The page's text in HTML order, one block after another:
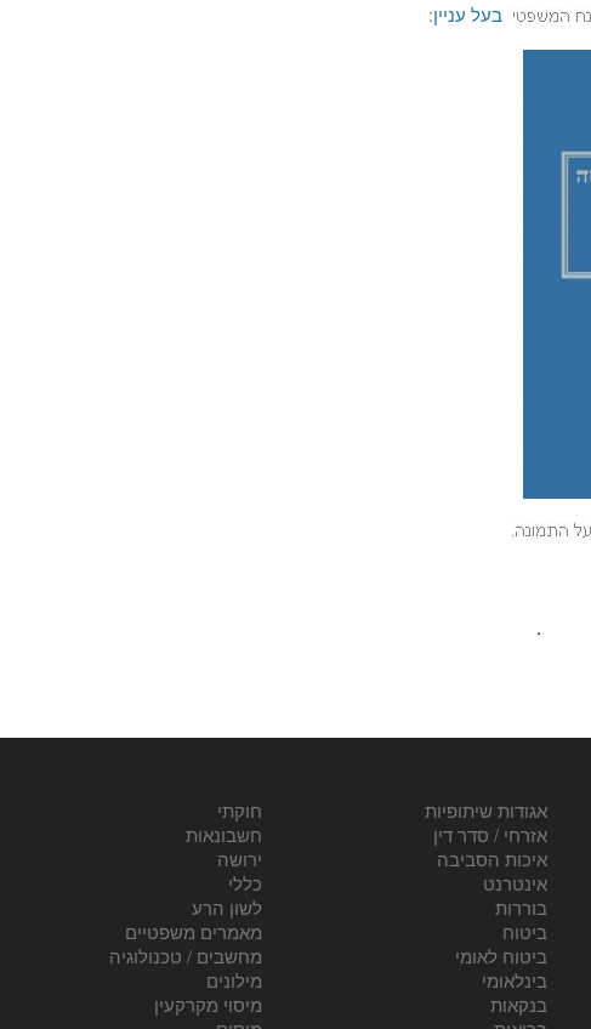
בעל עניין:
.
אגודות שיתופיות
אזרחי / סדר דין
איכות הסביבה
אינטרנט
בוררות
ביטוח
ביטוח לאומי
בינלאומי
בנקאות
חוקתי
חשבונאות
ירושה
כללי
לשון הרע
מאמרים משפטיים
מחשבים / טכנולוגיה
מילונים
מיסוי מקרקעין